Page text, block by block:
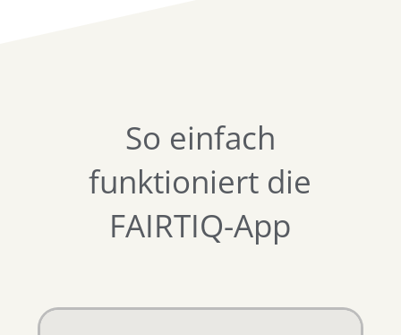
So einfach
funktioniert die
FAIRTIQ-App